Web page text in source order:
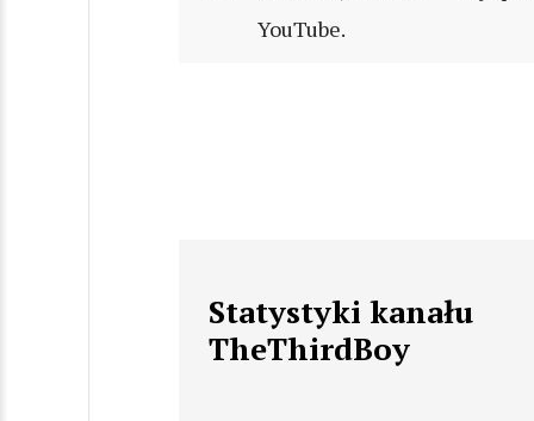
YouTube.
Statystyki kanału
TheThirdBoy